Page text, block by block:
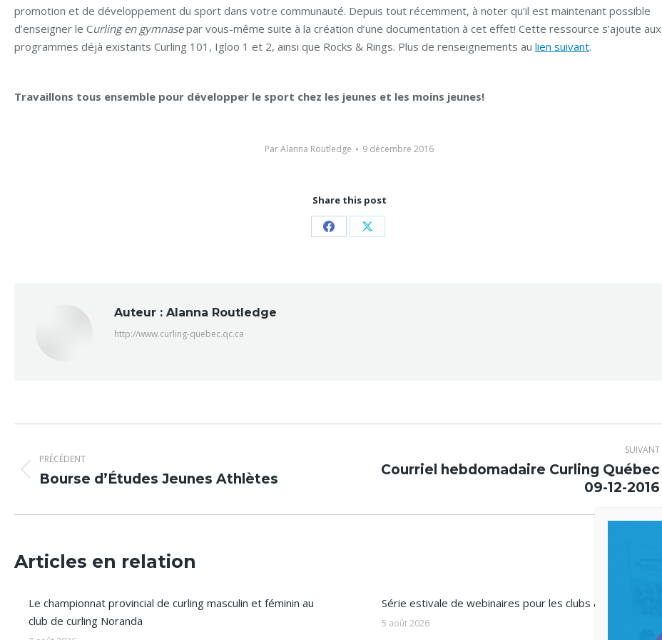
promotion et de développement du sport dans votre communauté. Depuis tout récemment, à noter qu’il est maintenant possible
d’enseigner le Curling en gymnasepar vous-même suite à la création d’une documentation à cet effet! Cette ressource s’ajoute aux
programmes déjà existants Curling 101, Igloo 1 et 2, ainsi que Rocks & Rings. Plus de renseignements au lien suivant.
Travaillons tous ensemble pour développer le sport chez les jeunes et les moins jeunes!
ParAlanna Routledge 9 décembre 2016
Share this post
PartagerPartager
Auteur : Alanna Routledge
http://www.curling-quebec.qc.ca
article
PRÉCÉDENT
Article
:
Bourse d’Études Jeunes Athlètes
SUIVANT
Article
:
Courriel hebdomadaire Curling Québec
09-12-2016
Articles en relation
Le championnat provincial de curling masculin et féminin au
club de curling Noranda
Série estivale de webinaires pour les clubs affiliés
5 août 2026